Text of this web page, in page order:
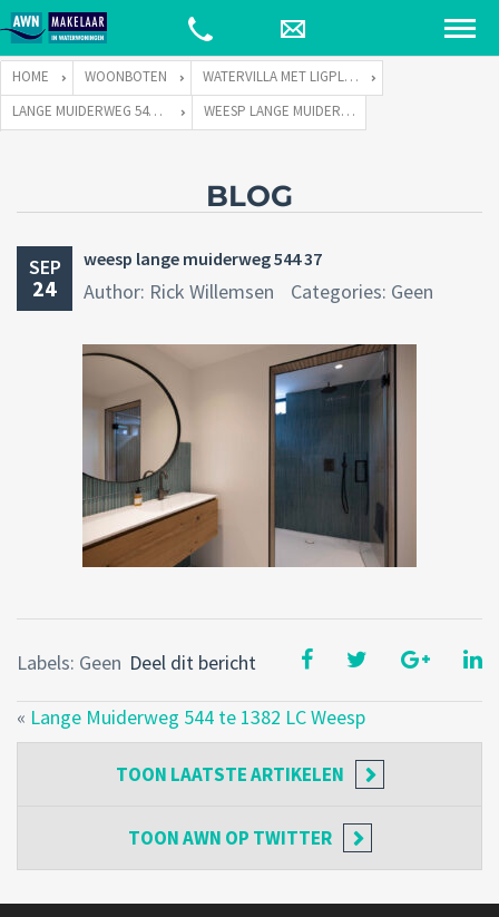
HOME WOONBOTEN
WATERVILLA MET LIGPLAATS
LANGE MUIDERWEG 544 TE 1382 LC WEESP
WEESP LANGE MUIDERWEG 544 37
BLOG
SEP
24
weesp lange muiderweg 544 37
Author: Rick Willemsen Categories: Geen
Deel dit bericht
Labels: Geen
« Lange Muiderweg 544 te 1382 LC Weesp
TOON LAATSTE ARTIKELEN
TOONAWN OP TWITTER